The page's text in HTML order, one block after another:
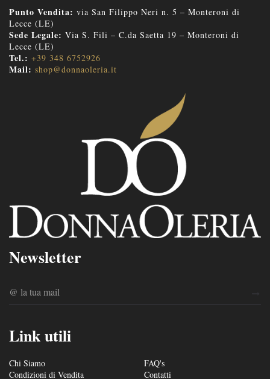
Punto Vendita: via San Filippo Neri n. 5 – Monteroni di
Lecce (LE)
Sede Legale: Via S. Fili – C.da Saetta 19 – Monteroni di
Lecce (LE)
Tel.: +39 348 6752926
Mail: shop@donnaoleria.it
Newsletter
Link utili
Chi Siamo
Condizioni di Vendita
FAQ's
Contatti